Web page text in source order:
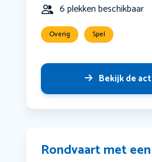
6 plekken beschikbaar
Overig Spel
Bekijk de
Rondvaart met